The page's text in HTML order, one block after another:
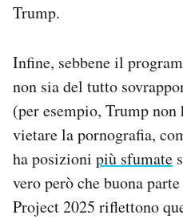
Trump.
Infine, sebbene il
non sia del tutto
(per esempio, Trump
vietare la pornografia,
ha posizioni più sfumate
vero però che buona
Project 2025 riflettono